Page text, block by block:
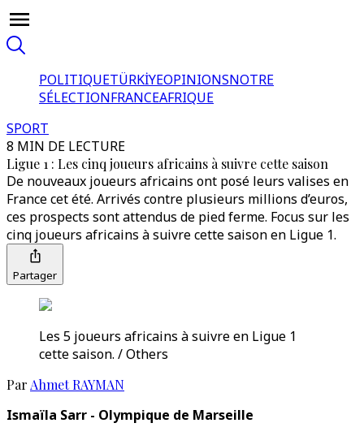
POLITIQUETÜRKİYEOPINIONSNOTRE
SÉLECTIONFRANCEAFRIQUE
SPORT
8 MIN DE LECTURE
Ligue 1 : Les cinq joueurs africains à suivre cette saison
De nouveaux joueurs africains ont posé leurs valises en
France cet été. Arrivés contre plusieurs millions d’euros,
ces prospects sont attendus de pied ferme. Focus sur les
cinq joueurs africains à suivre cette saison en Ligue 1.
Partager
Les 5 joueurs africains à suivre en Ligue 1
cette saison. / Others
Par Ahmet RAYMAN
Ismaïla Sarr - Olympique de Marseille